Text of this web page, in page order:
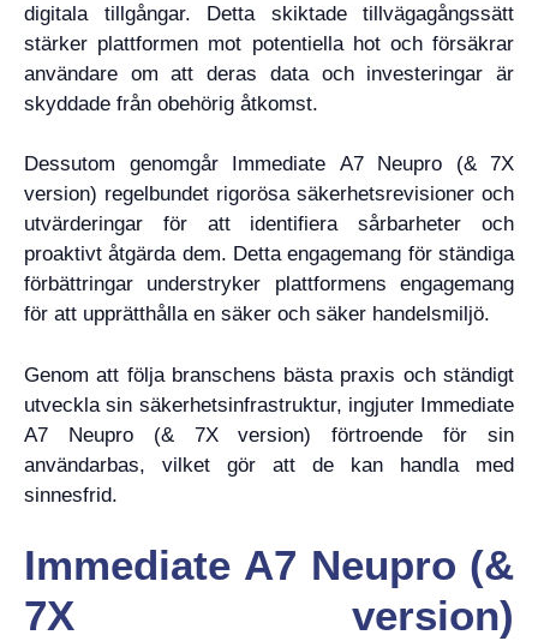
digitala tillgångar. Detta skiktade tillvägagångssätt
stärker plattformen mot potentiella hot och försäkrar
användare om att deras data och investeringar är
skyddade från obehörig åtkomst.
Dessutom genomgår Immediate A7 Neupro (& 7X
version) regelbundet rigorösa säkerhetsrevisioner och
utvärderingar för att identifiera sårbarheter och
proaktivt åtgärda dem. Detta engagemang för ständiga
förbättringar understryker plattformens engagemang
för att upprätthålla en säker och säker handelsmiljö.
Genom att följa branschens bästa praxis och ständigt
utveckla sin säkerhetsinfrastruktur, ingjuter Immediate
A7 Neupro (& 7X version) förtroende för sin
användarbas, vilket gör att de kan handla med
sinnesfrid.
Immediate A7 Neupro (&
7X version)